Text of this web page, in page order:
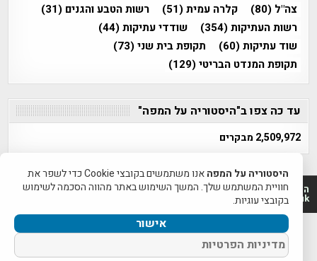
צה"ל (80) קלרה עמית(51) רשות הטבע והגנים (31)
רשות העתיקות(354) שודדי עתיקות(44)
שוד עתיקות(60) תקופת בית שני(73)
תקופת המנדט הבריטי(129)
עד כה צפו ב"היסטוריה על המפה"
2,509,972 מבקרים
היסטוריה על המפה 2011-2026 | פרוייקט טיגארט 2012-2026|
www.mapah.co.il | www.tegart.uk
היסטוריה על המפה
אנו משתמשים בקובצי Cookie כדי לשפר את
חוויית המשתמש שלך. המשך השימוש באתר מהווה הסכמה לשימוש
בקובצי עוגיות.
אישור
מדיניות הפרטיות